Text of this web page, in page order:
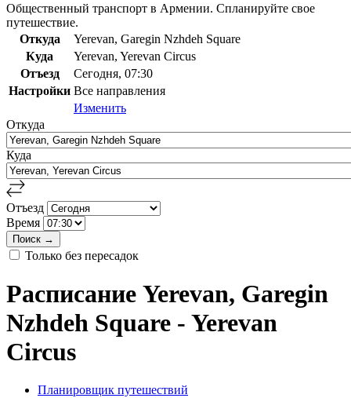
Общественный транспорт в Армении. Спланируйте свое
путешествие.
Откуда
Yerevan, Garegin Nzhdeh Square
Куда
Yerevan, Yerevan Circus
Отъезд
Сегодня, 07:30
Настройки Все направления
Изменить
Откуда
Куда
Отъезд
Время
Только без пересадок
Расписание Yerevan, Garegin
Nzhdeh Square - Yerevan
Circus
Планировщик путешествий